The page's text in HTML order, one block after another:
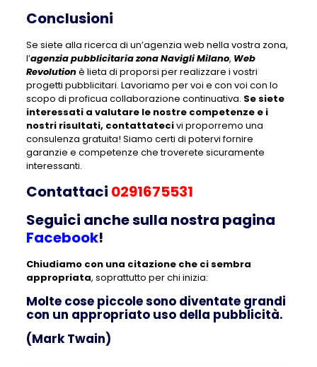
Conclusioni
Se siete alla ricerca di un’agenzia web nella vostra zona,
l’agenzia pubblicitaria zona Navigli Milano, Web
Revolutionè lieta di proporsi per realizzare i vostri
progetti pubblicitari. Lavoriamo per voi e con voi con lo
scopo di proficua collaborazione continuativa. Se siete
interessati a valutare le nostre competenze e i
nostri risultati, contattatecivi proporremo una
consulenza gratuita! Siamo certi di potervi fornire
garanzie e competenze che troverete sicuramente
interessanti.
Contattaci 0291675531
Seguici anche sulla nostra pagina
Facebook!
Chiudiamo con una citazione che ci sembra
appropriata, soprattutto per chi inizia:
Molte cose piccole sono diventate grandi
con un appropriato uso della pubblicità.
(Mark Twain)